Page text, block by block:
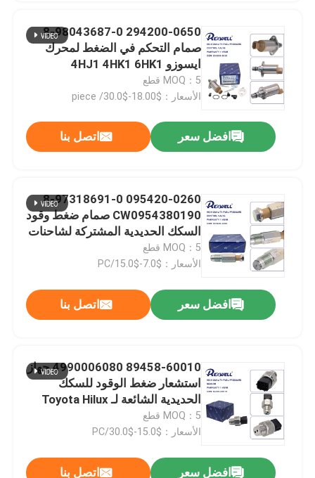
294200-0650 8-98043687-0
صمام التحكم في الضغط لمحرك
ايسوزو 4HJ1 4HK1 6HK1
MOQ：5 قطع
الأسعار：$18.00-$30.0/ piece
افضل سعر اتصل بنا
095420-0260 8-97318691-0
CW0954380190 صمام ضغط وقود
السكك الحديدية المشتركة لشاحنات
6UZ1 نيسان
MOQ：5 قطع
الأسعار：$7.0-$15.0/PC
افضل سعر اتصل بنا
89458-60010 4990006080 جهاز
استشعار ضغط الوقود للسكك
الحديدية الشائعة لـ Toyota Hilux
Corolla RAV4 Prius Avensis
MOQ：5 قطع
الأسعار：$15.0-$30.0/PC
افضل سعر اتصل بنا